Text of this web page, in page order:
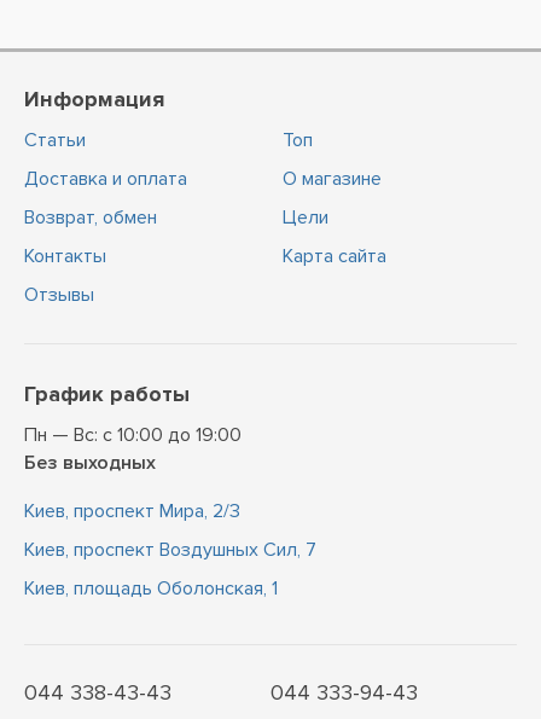
Информация
Статьи
Доставка и оплата
Возврат, обмен
Контакты
Отзывы
Топ
О магазине
Цели
Карта сайта
График работы
Пн — Вс: с 10:00 до 19:00
Без выходных
Киев, проспект Мира, 2/3
Киев, проспект Воздушных Сил, 7
Киев, площадь Оболонская, 1
044 338-43-43
044 333-94-43